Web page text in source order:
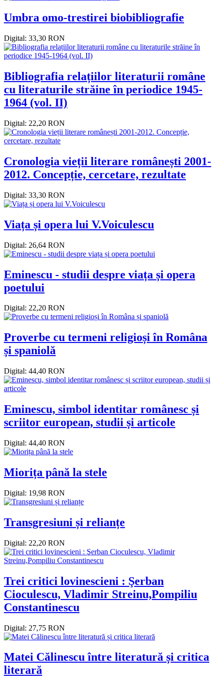
Umbra omo-trestirei biobibliografie
Digital: 33,30 RON
Bibliografia relațiilor literaturii române
cu literaturile străine în periodice 1945-
1964 (vol. II)
Digital: 22,20 RON
Cronologia vieții literare românești 2001-
2012. Concepție, cercetare, rezultate
Digital: 33,30 RON
Viața și opera lui V.Voiculescu
Digital: 26,64 RON
Eminescu - studii despre viața și opera
poetului
Digital: 22,20 RON
Proverbe cu termeni religioși în Româna
și spaniolă
Digital: 44,40 RON
Eminescu, simbol identitar românesc și
scriitor european, studii și articole
Digital: 44,40 RON
Miorița până la stele
Digital: 19,98 RON
Transgresiuni și relianțe
Digital: 22,20 RON
Trei critici lovinescieni : Şerban
Cioculescu, Vladimir Streinu,Pompiliu
Constantinescu
Digital: 27,75 RON
Matei Călinescu între literatură și critica
literară